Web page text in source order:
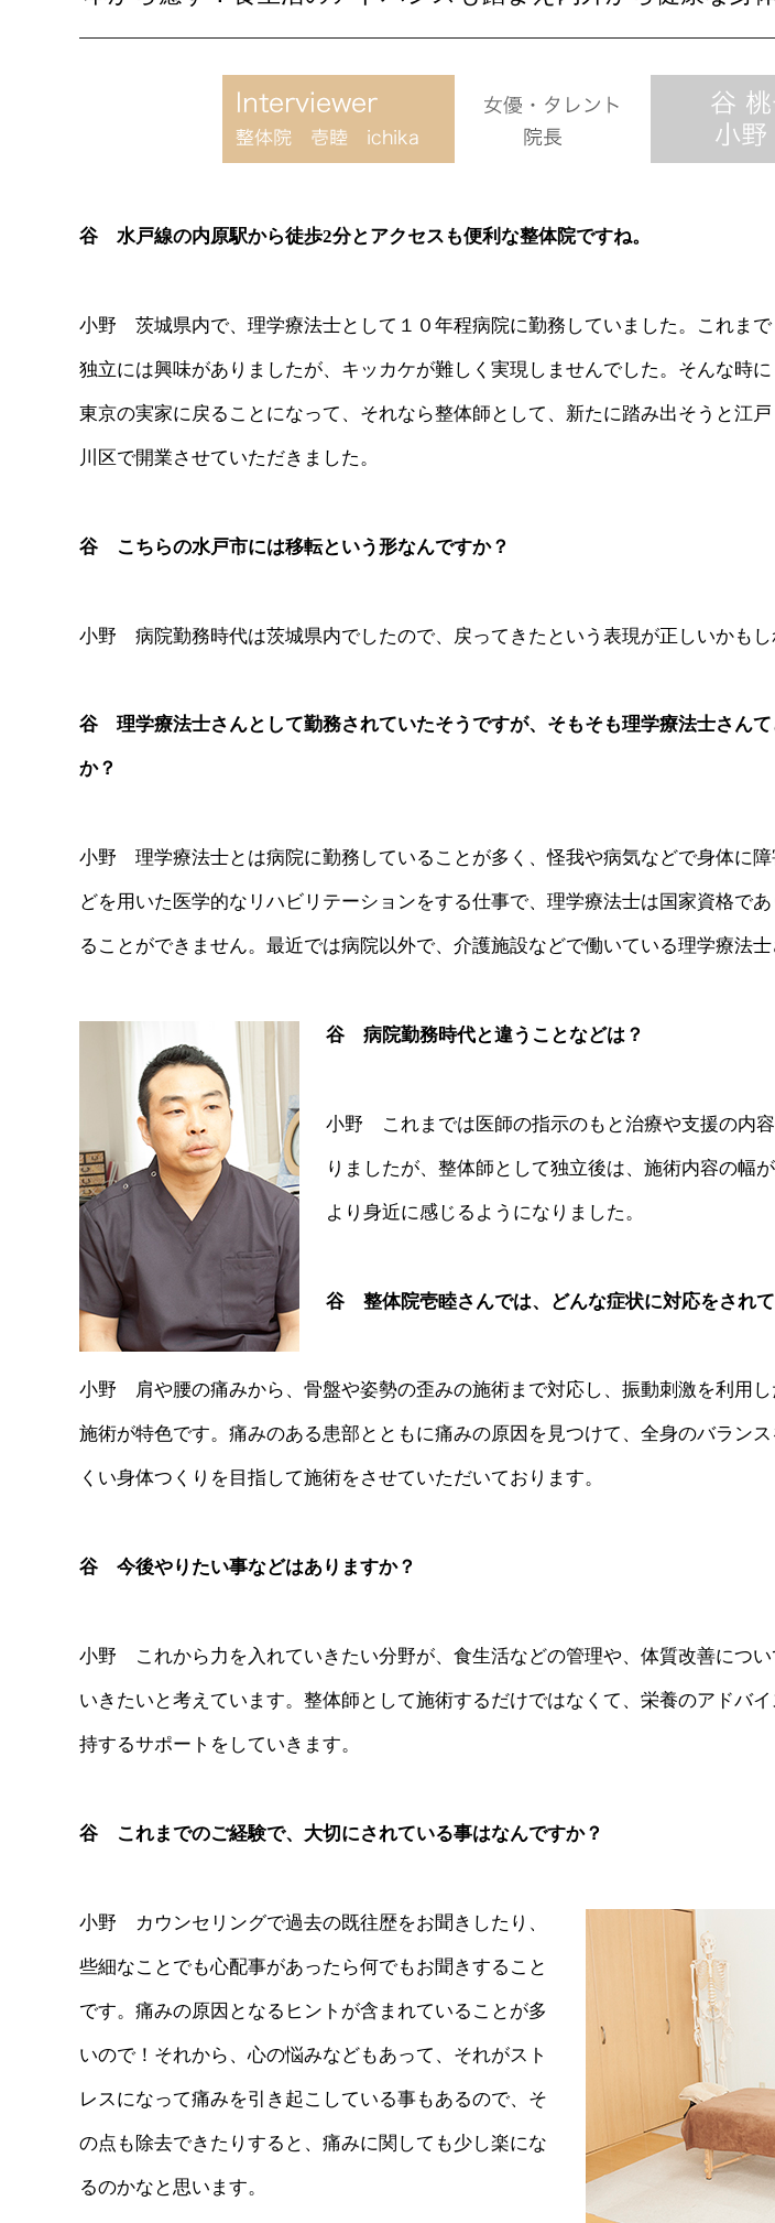
谷 水戸線の内原駅から徒歩2分とアクセスも便利な整体院ですね。
小野 茨城県内で、理学療法士として１０年程病院に勤務していました。これまで
独立には興味がありましたが、キッカケが難しく実現しませんでした。そんな時に
東京の実家に戻ることになって、それなら整体師として、新たに踏み出そうと江戸
川区で開業させていただきました。
谷 こちらの水戸市には移転という形なんですか？
小野 病院勤務時代は茨城県内でしたので、戻ってきたという表現が正しいかもし
谷 理学療法士さんとして勤務されていたそうですが、そもそも理学療法士さん
か？
小野 理学療法士とは病院に勤務していることが多く、怪我や病気などで身体に
どを用いた医学的なリハビリテーションをする仕事で、理学療法士は国家資格で
ることができません。最近では病院以外で、介護施設などで働いている理学療法士
谷 病院勤務時代と違うことなどは？
小野 これまでは医師の指示のもと治療や支援の内
りましたが、整体師として独立後は、施術内容の幅
より身近に感じるようになりました。
谷 整体院壱睦さんでは、どんな症状に対応をされて
小野 肩や腰の痛みから、骨盤や姿勢の歪みの施術まで対応し、振動刺激を利用
施術が特色です。痛みのある患部とともに痛みの原因を見つけて、全身のバラン
くい身体つくりを目指して施術をさせていただいております。
谷 今後やりたい事などはありますか？
小野 これから力を入れていきたい分野が、食生活などの管理や、体質改善につ
いきたいと考えています。整体師として施術するだけではなくて、栄養のアドバ
持するサポートをしていきます。
谷 これまでのご経験で、大切にされている事はなんですか？
小野 カウンセリングで過去の既往歴をお聞きしたり、
些細なことでも心配事があったら何でもお聞きすること
です。痛みの原因となるヒントが含まれていることが多
いので！それから、心の悩みなどもあって、それがスト
レスになって痛みを引き起こしている事もあるので、そ
の点も除去できたりすると、痛みに関しても少し楽にな
るのかなと思います。